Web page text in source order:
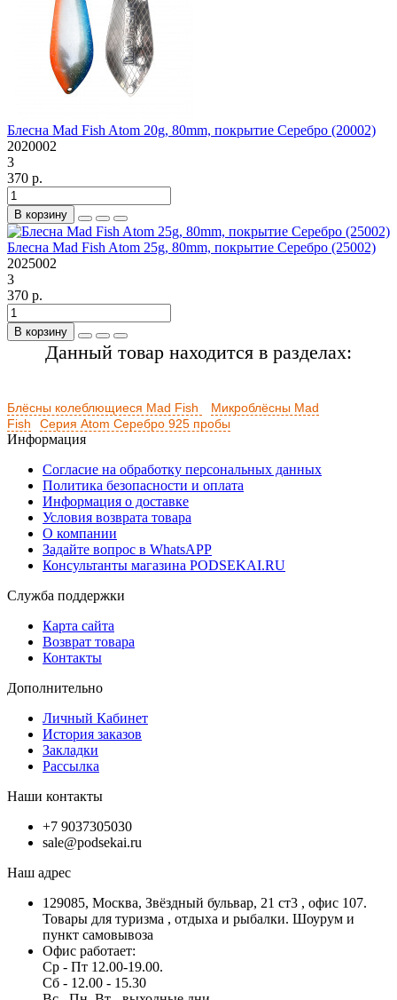
Блесна Mad Fish Atom 20g, 80mm, покрытие Серебро (20002)
2020002
3
370 р.
В корзину
Блесна Mad Fish Atom 25g, 80mm, покрытие Серебро (25002)
2025002
3
370 р.
В корзину
Данный товар находится в разделах:
Блёсны колеблющиеся Mad Fish
Микроблёсны Mad
Fish
Серия Atom Серебро 925 пробы
Информация
Согласие на обработку персональных данных
Политика безопасности и оплата
Информация о доставке
Условия возврата товара
О компании
Задайте вопрос в WhatsAPP
Консультанты магазина PODSEKAI.RU
Служба поддержки
Карта сайта
Возврат товара
Контакты
Дополнительно
Личный Кабинет
История заказов
Закладки
Рассылка
Наши контакты
+7 9037305030
sale@podsekai.ru
Наш адрес
129085, Москва, Звёздный бульвар, 21 ст3 , офис 107.
Товары для туризма , отдыха и рыбалки. Шоурум и
пункт самовывоза
Офис работает:
Ср - Пт 12.00-19.00.
Сб - 12.00 - 15.30